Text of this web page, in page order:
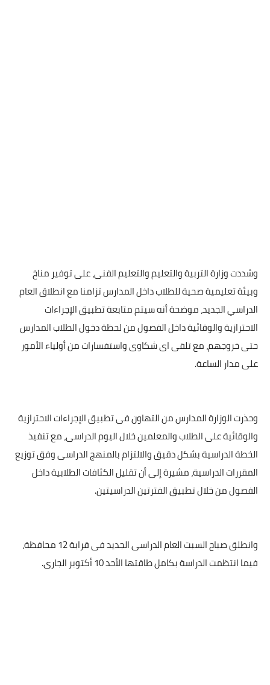
وشددت وزارة التربية والتعليم والتعليم الفنى، على توفير مناخ
وبيئة تعليمية صحية للطلاب داخل المدارس تزامنا مع انطلاق العام
الدراسي الجديد، موضحة أنه سيتم متابعة تطبيق الإجراءات
الاحترازية والوقائية داخل الفصول من لحظة دخول الطلاب المدارس
حتى خروجهم، مع تلقى اى شكاوى واستفسارات من أولياء الأمور
على مدار الساعة.
وحذرت الوزارة المدارس من التهاون فى تطبيق الإجراءات الاحترازية
والوقائية على الطلاب والمعلمين خلال اليوم الدراسى، مع تنفيذ
الخطة الدراسية بشكل دقيق والالتزام بالمنهج الدراسى وفق توزيع
المقررات الدراسية، مشيرة إلى أن تقليل الكثافات الطلابية داخل
الفصول من خلال تطبيق الفترتين الدراسيتين.
وانطلق صباح السبت العام الدراسى الجديد فى قرابة 12 محافظة،
فيما انتظمت الدراسة بكامل طاقتها الأحد 10 أكتوبر الجارى.